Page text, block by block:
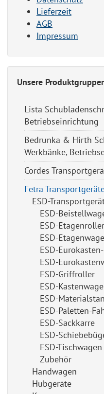
Lieferzeit
AGB
Impressum
Unsere
Lista
Betriebseinrichtung
Bedrunka & Hirth
Werkbänke,
Cordes
Fetra
ESD-
ESD-
ESD-Etagenroller
ESD-
ESD-
ESD-
ESD-Griffroller
ESD-
ESD-
ESD-Paletten-
ESD-Sackkarre
ESD-
ESD-Tischwagen
Zubehör
Handwagen
Hubgeräte